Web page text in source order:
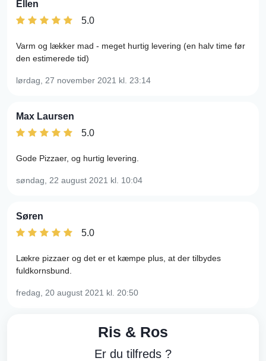
Ellen
5.0
Varm og lækker mad - meget hurtig levering (en halv time før
den estimerede tid)
lørdag, 27 november 2021 kl. 23:14
Max Laursen
5.0
Gode Pizzaer, og hurtig levering.
søndag, 22 august 2021 kl. 10:04
Søren
5.0
Lækre pizzaer og det er et kæmpe plus, at der tilbydes
fuldkornsbund.
fredag, 20 august 2021 kl. 20:50
Ris & Ros
Er du tilfreds ?